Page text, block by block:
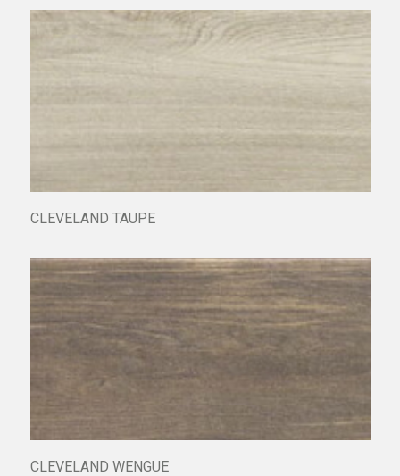
CLEVELAND TAUPE
CLEVELAND WENGUE